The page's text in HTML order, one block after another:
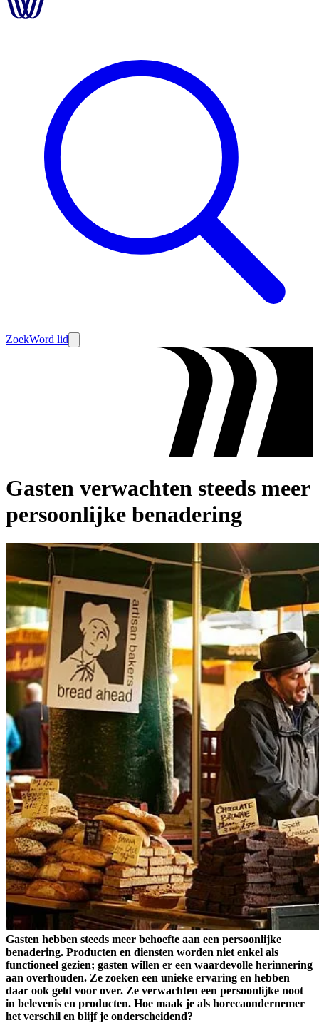
ZoekWord lid
Gasten verwachten steeds meer
persoonlijke benadering
Gasten hebben steeds meer behoefte aan een persoonlijke
benadering. Producten en diensten worden niet enkel als
functioneel gezien; gasten willen er een waardevolle herinnering
aan overhouden. Ze zoeken een unieke ervaring en hebben
daar ook geld voor over. Ze verwachten een persoonlijke noot
in belevenis en producten. Hoe maak je als horecaondernemer
het verschil en blijf je onderscheidend?